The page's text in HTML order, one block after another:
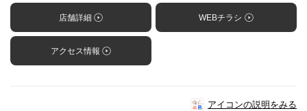
店舗詳細 WEBチラシ
アクセス情報
アイコンの説明をみる